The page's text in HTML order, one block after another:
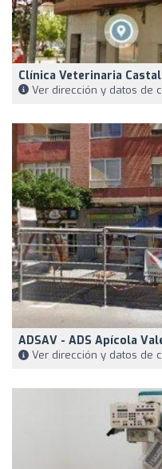
Clínica Veterinaria
Ver dirección y datos de
ADSAV - ADS Apícola
Ver dirección y datos de